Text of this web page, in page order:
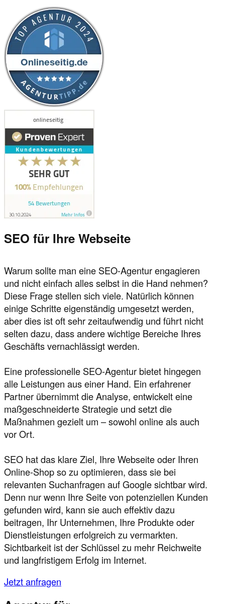
SEO für Ihre Webseite
Warum sollte man eine SEO-Agentur engagieren
und nicht einfach alles selbst in die Hand nehmen?
Diese Frage stellen sich viele. Natürlich können
einige Schritte eigenständig umgesetzt werden,
aber dies ist oft sehr zeitaufwendig und führt nicht
selten dazu, dass andere wichtige Bereiche Ihres
Geschäfts vernachlässigt werden.
Eine professionelle SEO-Agentur bietet hingegen
alle Leistungen aus einer Hand. Ein erfahrener
Partner übernimmt die Analyse, entwickelt eine
maßgeschneiderte Strategie und setzt die
Maßnahmen gezielt um – sowohl online als auch
vor Ort.
SEO hat das klare Ziel, Ihre Webseite oder Ihren
Online-Shop so zu optimieren, dass sie bei
relevanten Suchanfragen auf Google sichtbar wird.
Denn nur wenn Ihre Seite von potenziellen Kunden
gefunden wird, kann sie auch effektiv dazu
beitragen, Ihr Unternehmen, Ihre Produkte oder
Dienstleistungen erfolgreich zu vermarkten.
Sichtbarkeit ist der Schlüssel zu mehr Reichweite
und langfristigem Erfolg im Internet.
Jetzt anfragen